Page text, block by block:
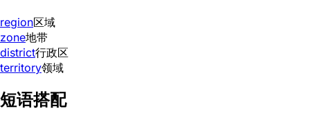
region区域
zone地带
district行政区
territory领域
短语搭配